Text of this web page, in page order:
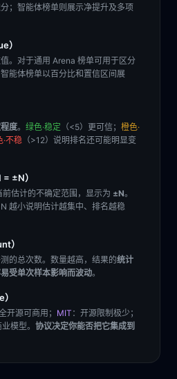
；智能体榜单则展示净提升及多项
）
。对于通用 Arena 榜单可用于区分
能体榜单以百分比和置信区间展
度。 绿色·稳定 （<5）更可信； 橙色·
·不稳 （>12）说明排名还可能明显变
±N）
估计的不确定范围，显示为 ±N。
越小说明估计越集中、排名越稳
）
的总次数。数量越高，结果的统计
受单次样本影响而波动。
开源可商用； MIT ：开源限制极少；
模型。 协议决定你能否把它集成到